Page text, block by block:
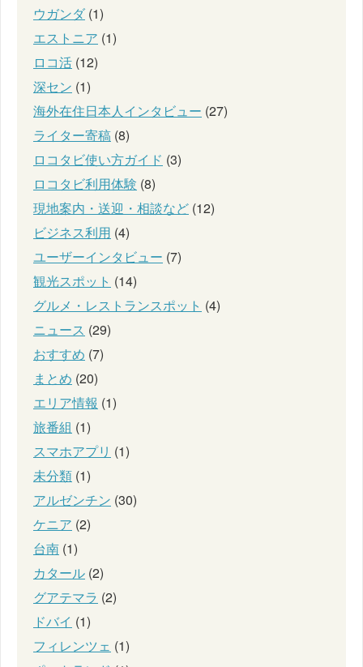
ウガンダ(1)
エストニア (1)
ロコ活 (12)
深セン (1)
海外在住日本人インタビュー (27)
ライター寄稿 (8)
ロコタビ使い方ガイド (3)
ロコタビ利用体験 (8)
現地案内・送迎・相談など (12)
ビジネス利用 (4)
ユーザーインタビュー (7)
観光スポット (14)
グルメ・レストランスポット (4)
ニュース (29)
おすすめ (7)
まとめ (20)
エリア情報 (1)
旅番組 (1)
スマホアプリ (1)
未分類 (1)
アルゼンチン (30)
ケニア (2)
台南 (1)
カタール (2)
グアテマラ (2)
ドバイ (1)
フィレンツェ (1)